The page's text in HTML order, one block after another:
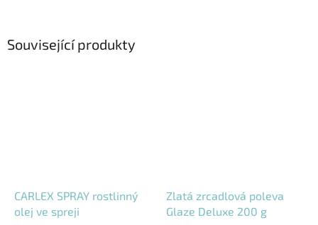
Související produkty
CARLEX SPRAY rostlinný
olej ve spreji
Zlatá zrcadlová poleva
Glaze Deluxe 200 g